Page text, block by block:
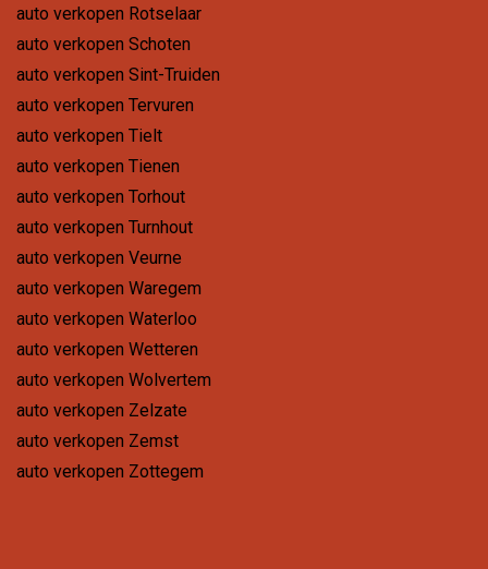
auto verkopen Rotselaar
auto verkopen Schoten
auto verkopen Sint-Truiden
auto verkopen Tervuren
auto verkopen Tielt
auto verkopen Tienen
auto verkopen Torhout
auto verkopen Turnhout
auto verkopen Veurne
auto verkopen Waregem
auto verkopen Waterloo
auto verkopen Wetteren
auto verkopen Wolvertem
auto verkopen Zelzate
auto verkopen Zemst
auto verkopen Zottegem